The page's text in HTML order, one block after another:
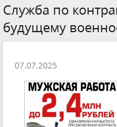
Служба по
будущему
07.07.2025